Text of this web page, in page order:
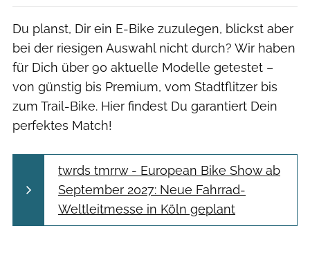
Du planst, Dir ein E-Bike zuzulegen, blickst aber
bei der riesigen Auswahl nicht durch? Wir haben
für Dich über 90 aktuelle Modelle getestet –
von günstig bis Premium, vom Stadtflitzer bis
zum Trail-Bike. Hier findest Du garantiert Dein
perfektes Match!
twrds tmrrw - European Bike Show ab
September 2027: Neue Fahrrad-
Weltleitmesse in Köln geplant